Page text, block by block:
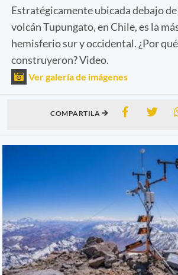
Estratégicamente ubicada debajo
volcán Tupungato, en Chile, es la
hemisferio sur y occidental. ¿Por
construyeron? Video.
Ver galería de imágenes
COMPARTILA